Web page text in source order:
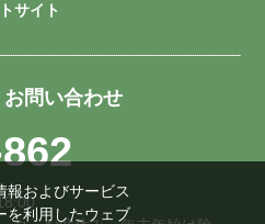
サイト
問い合わせ
報およびサービス
を利用したウェブ